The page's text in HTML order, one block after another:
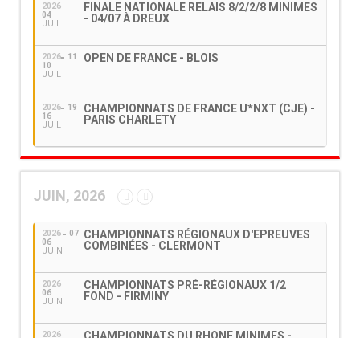
2026
04
JUIL
FINALE NATIONALE RELAIS 8/2/2/8 MINIMES
- 04/07 À DREUX
2026
10
JUIL
11 OPEN DE FRANCE - BLOIS
2026
16
JUIL
19
CHAMPIONNATS DE FRANCE U*NXT (CJE) -
PARIS CHARLETY
JUIN, 2026
2026
06
JUIN
07
CHAMPIONNATS RÉGIONAUX D'EPREUVES
COMBINÉES - CLERMONT
2026
06
JUIN
CHAMPIONNATS PRÉ-RÉGIONAUX 1/2
FOND - FIRMINY
2026